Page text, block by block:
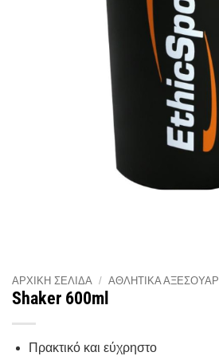
ΑΡΧΙΚΉ ΣΕΛΊΔΑ / ΑΘΛΗΤΙΚΆ ΑΞΕΣΟΥΆΡ
Shaker 600ml
Πρακτικό και εύχρηστο